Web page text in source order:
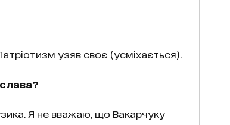
узяв своє (усміхається).
Я не вважаю, що Вакарчуку